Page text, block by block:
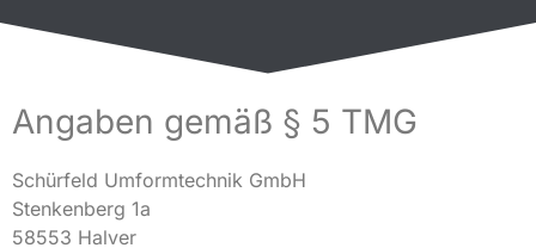
Angaben gemäß § 5 TMG
Schürfeld Umformtechnik GmbH
Stenkenberg 1a
58553 Halver